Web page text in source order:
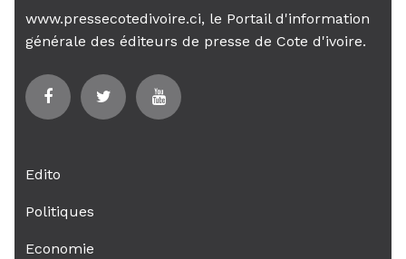
www.pressecotedivoire.ci, le Portail d'information
générale des éditeurs de presse de Cote d'ivoire.
Edito
Politiques
Economie